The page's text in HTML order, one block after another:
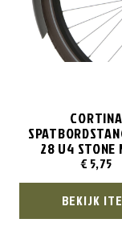
CORTINA
28 U4 STONE
€ 5,75
BEKIJK